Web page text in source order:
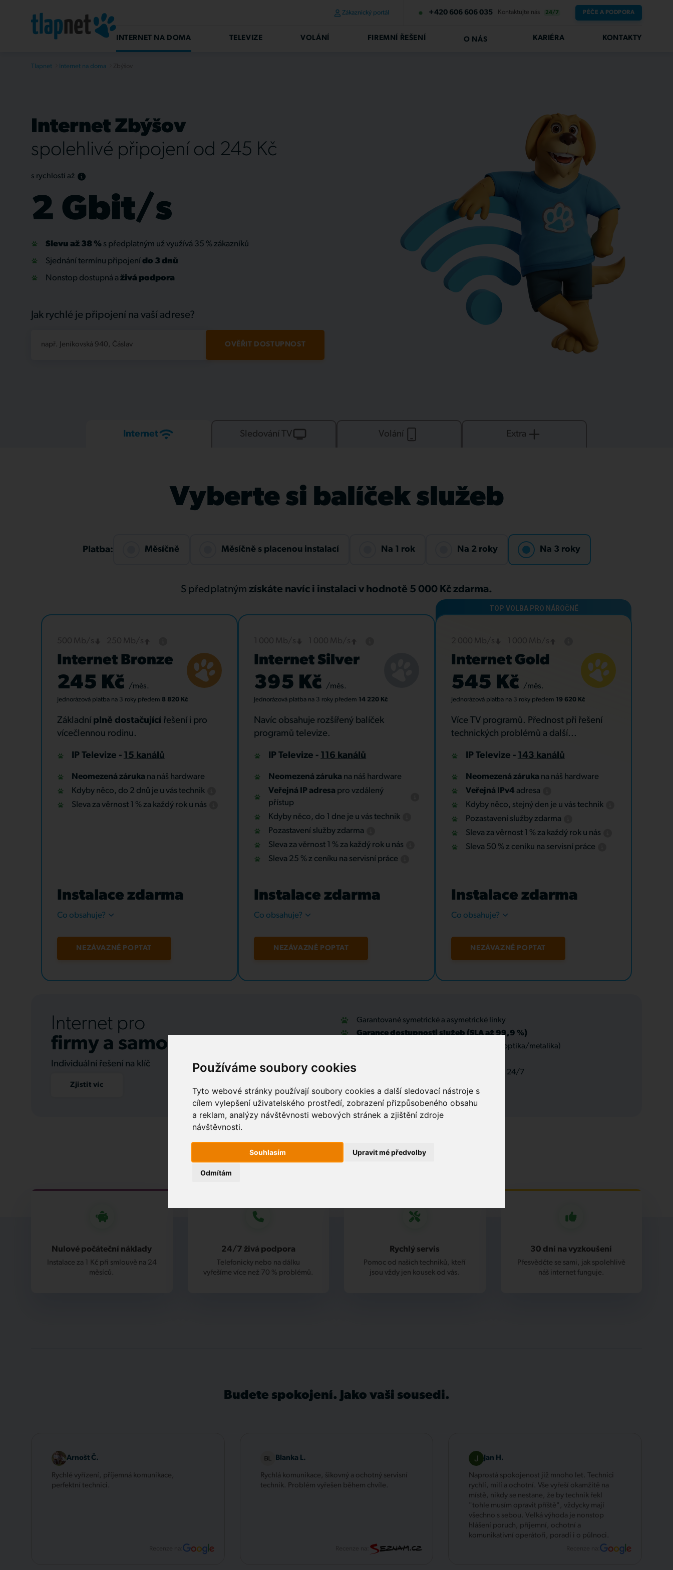
Používáme soubory cookies
Tyto webové stránky používají soubory cookies a další sledovací nástroje s
cílem vylepšení uživatelského prostředí, zobrazení přizpůsobeného obsahu
a reklam, analýzy návštěvnosti webových stránek a zjištění zdroje
návštěvnosti.
Souhlasím
Odmítám
Upravit mé předvolby
Zákaznický portál +420 606 606 035 Kontaktujte nás 24/7 PÉČE A PODPORA
INTERNET NA DOMA TELEVIZE VOLÁNÍ FIREMNÍ ŘEŠENÍ O NÁS KARIÉRA KONTAKTY
Tlapnet Internet na doma
Internet Zbýšov
spolehlivé připojení od 245 Kč
s rychlostí až
2 Gbit/s
Slevu až 38 % s předplatným už využívá 35 % zákazníků
Sjednání termínu připojení do 3 dnů
Nonstop dostupná a živá podpora
Jak rychlé je připojení na vaší adrese?
např. Jeníkovská 940, Čáslav OVĚŘIT DOSTUPNOST
Internet Sledování TV Volání Extra
Vyberte si balíček služeb
Platba: Měsíčně Měsíčně s placenou instalací Na 1 rok Na 2 roky Na 3 roky
S předplatným získáte navíc i instalaci v hodnotě 5 000 Kč zdarma.
Internet Bronze
245 Kč /měs.
Jednorázová platba na 3 rokypředem 8 820 Kč
Základní plně dostačující řešení i pro
vícečlennou rodinu.
IP Televize - 15 kanálů
Neomezená záruka na náš hardware
Kdyby něco, do 2 dnů je u vás technik
Sleva za věrnost 1 % za každý rok u nás
Instalace zdarma
Co obsahuje?
NEZÁVAZNĚ POPTAT
Internet Silver
395 Kč /měs.
Jednorázová platba na 3 roky předem 14 220 Kč
Navíc obsahuje rozšířený balíček
programů televize.
IP Televize - 116 kanálů
Neomezená záruka na náš hardware
Veřejná IP adresa pro vzdálený
přístup
Kdyby něco, do 1 dne je u vás technik
Pozastavení služby zdarma
Sleva za věrnost 1 % za každý rok u nás
Sleva 25 % z ceníku na servisní práce
Instalace zdarma
Co obsahuje?
NEZÁVAZNĚ POPTAT
Internet Gold
545 Kč /měs.
Jednorázová platba na 3 rokypředem 19 620 Kč
Více TV programů. Přednost při řešení
technických problémů a další...
IP Televize - 143 kanálů
Neomezená záruka na náš hardware
Veřejná IPv4 adresa
Kdyby něco, stejný den je u vás technik
Pozastavení služby zdarma
Sleva za věrnost 1 % za každý rok u nás
Sleva 50 % z ceníku na servisní práce
Instalace zdarma
Co obsahuje?
NEZÁVAZNĚ POPTAT
Internet pro
firmy a samosprávu
Individuální řešení na klíč
Zjistit víc
Garantované symetrické a asymetrické linky
Garance dostupnosti služeb (SLA až 99,9 %)
Optické přípojky a interní datové rozvody (optika/metalika)
IT outsourcing, správa sítí a servis, podpora 24/7
Nulové počáteční náklady
Instalace za 1 Kč při smlouvě na 24
měsíců.
24/7 živá podpora
Telefonicky nebo na dálku
vyřešíme více než 70 % problémů.
Rychlý servis
Pomoc od našich techniků, kteří
jsou vždy jen kousek od vás.
30 dní na vyzkoušení
Přesvědčte se sami, jak spolehlivě
náš internet funguje.
Budete spokojení. Jako vaši sousedi.
Arnošt Č.
Rychlé vyřízení, příjemná komunikace,
perfektní technici.
Blanka L.
Rychlá komunikace, šikovný a ochotný servisní
technik. Problém vyřešen během chvíle.
Jan H.
Naprostá spokojenost již mnoho let. Technici
rychlí, milí a ochotní. Vše vyřeší okamžitě na
místě, nikdy se nestane, že by technik řekl
"tohle musím opravit příště", vždycky mají
všechno s sebou. Velká výhoda je nonstop
hlášení poruch, příjemní, ochotní a
komunikativní operátoři, poradí i o půlnoci.
Recenze na: